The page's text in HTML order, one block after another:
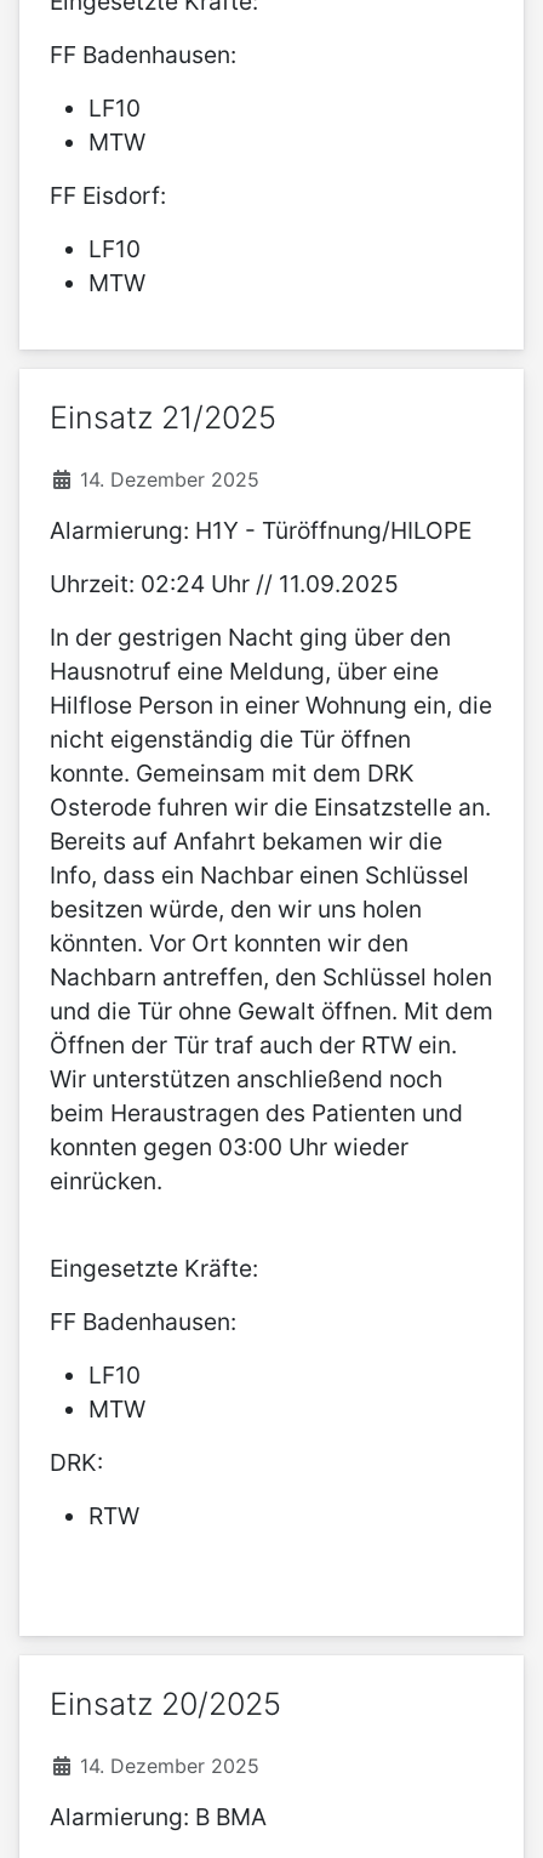
FF Badenhausen:
LF10
MTW
FF Eisdorf:
LF10
MTW
Einsatz 21/2025
14. Dezember 2025
Alarmierung: H1Y - Türöffnung/HILOPE
Uhrzeit: 02:24 Uhr // 11.09.2025
In der gestrigen Nacht ging über den
Hausnotruf eine Meldung, über eine
Hilflose Person in einer Wohnung ein, die
nicht eigenständig die Tür öffnen
konnte. Gemeinsam mit dem DRK
Osterode fuhren wir die Einsatzstelle an.
Bereits auf Anfahrt bekamen wir die
Info, dass ein Nachbar einen Schlüssel
besitzen würde, den wir uns holen
könnten. Vor Ort konnten wir den
Nachbarn antreffen, den Schlüssel holen
und die Tür ohne Gewalt öffnen. Mit dem
Öffnen der Tür traf auch der RTW ein.
Wir unterstützen anschließend noch
beim Heraustragen des Patienten und
konnten gegen 03:00 Uhr wieder
einrücken.
Eingesetzte Kräfte:
FF Badenhausen:
LF10
MTW
DRK:
RTW
Einsatz 20/2025
14. Dezember 2025
Alarmierung: B BMA